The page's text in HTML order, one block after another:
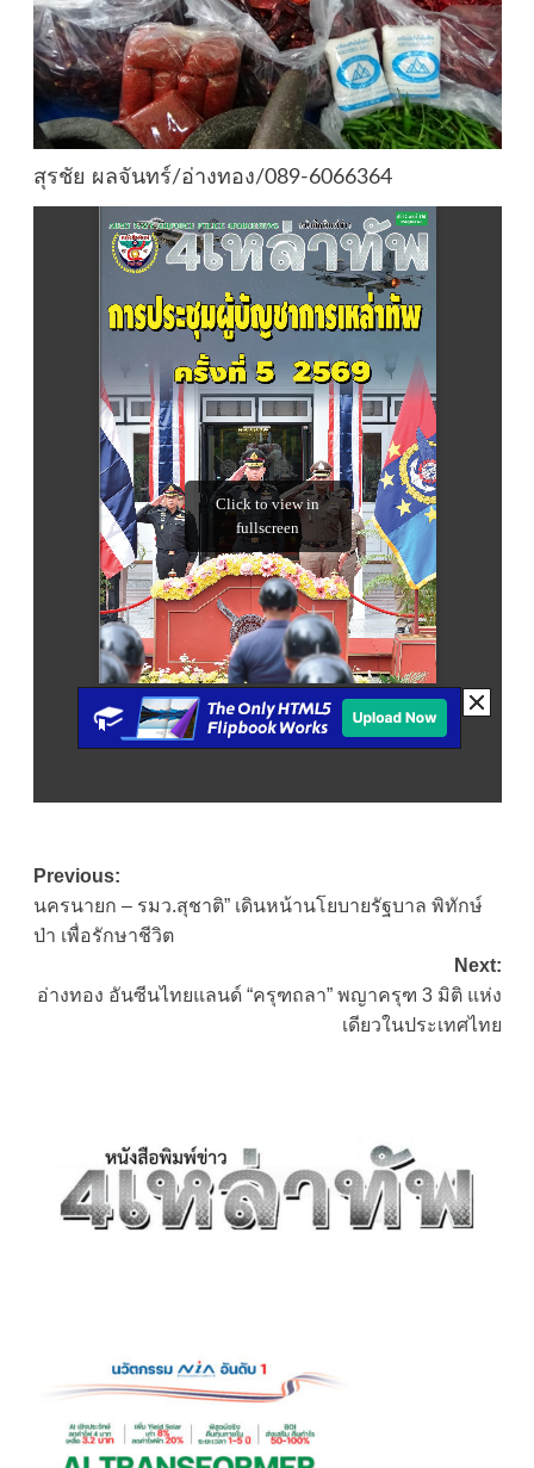
สุรชัย ผลจันทร์/อ่างทอง/089-6066364
Post
navigation
Previous:
นครนายก – รมว.สุชาติ” เดินหน้านโยบายรัฐบาล พิทักษ์
ป่า เพื่อรักษาชีวิต
Next:
อ่างทอง อันซีนไทยแลนด์ “ครุฑถลา” พญาครุฑ 3 มิติ แห่ง
เดียวในประเทศไทย